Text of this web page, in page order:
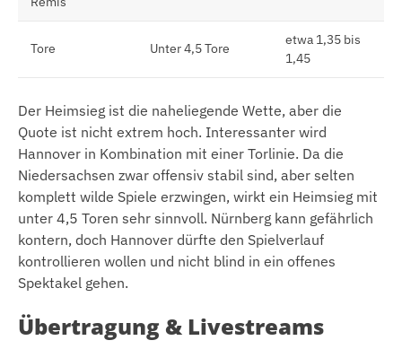
Tore Unter 4,5 Tore
etwa 1,35 bis
1,45
Der Heimsieg ist die naheliegende Wette, aber die
Quote ist nicht extrem hoch. Interessanter wird
Hannover in Kombination mit einer Torlinie. Da die
Niedersachsen zwar offensiv stabil sind, aber selten
komplett wilde Spiele erzwingen, wirkt ein Heimsieg mit
unter 4,5 Toren sehr sinnvoll. Nürnberg kann gefährlich
kontern, doch Hannover dürfte den Spielverlauf
kontrollieren wollen und nicht blind in ein offenes
Spektakel gehen.
Übertragung & Livestreams